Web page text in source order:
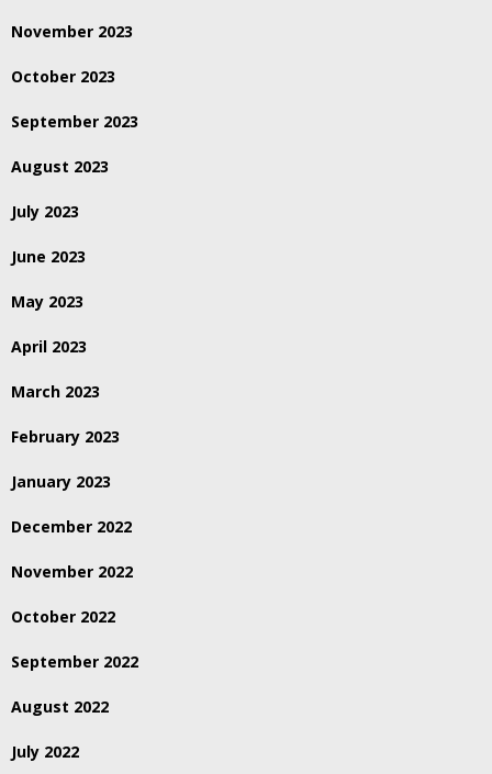
November 2023
October 2023
September 2023
August 2023
July 2023
June 2023
May 2023
April 2023
March 2023
February 2023
January 2023
December 2022
November 2022
October 2022
September 2022
August 2022
July 2022